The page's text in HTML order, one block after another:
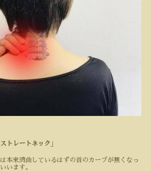
ストレートネック 」
本来湾曲しているはずの首のカーブが無くなっ
います。